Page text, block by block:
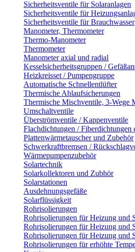
Sicherheitsventile für Solaranlagen
Sicherheitsventile für
Sicherheitsventile für Brauchwasser
Manometer, Thermometer
Thermo-Manometer
Thermometer
Manometer axial und radial
Kesselsicherheitsgruppen /
Heizkreisset / Pumpengruppe
Automatische Schnellentlüfter
Thermische Ablaufsicherungen
Thermische Mischventile, 3-Wege
Umschaltventile
Überströmventile / Kappenventile
Flachdichtungen / Fiberdichtungen
Plattenwärmetauscher und Zubehör
Schwerkraftbremsen /
Wärmepumpenzubehör
Solartechnik
Solarkollektoren und Zubhör
Solarstationen
Ausdehnungsgefäße
Solarflüssigkeit
Rohrisolierungen
Rohrisolierungen für Heizung und
Rohrisolierungen für Heizung und
Rohrisolierungen für Heizung und
Rohrisolierungen für erhöhte